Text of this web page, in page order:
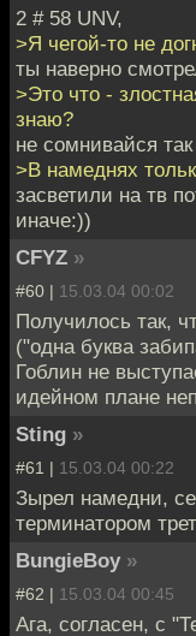
2 # 58 UNV,
>Я чегой-то не
ты наверно
>Это что -
знаю?
не сомнивайся
>В намеднях
засветили на тв
иначе:))
CFYZ »
#60 | 15.03.04 00:02
Получилось так,
("одна буква
Гоблин не
идейном плане
Sting »
#61 | 15.03.04 00:22
Зырел намедни,
терминатором
BungieBoy »
#62 | 15.03.04 00:45
Ага, согласен, с